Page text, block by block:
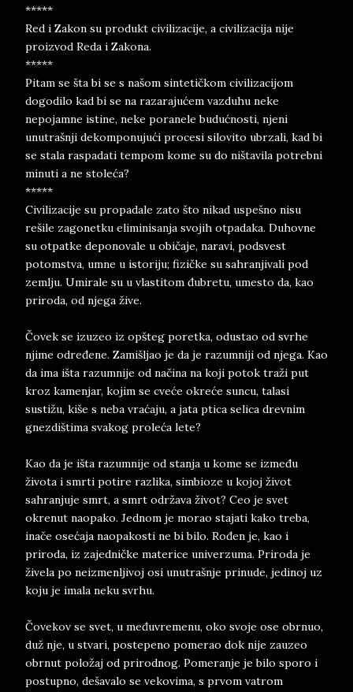
*****
Red i Zakon su produkt civilizacije, a civilizacija nije
proizvod Reda i Zakona.
*****
Pitam se šta bi se s našom sintetičkom civilizacijom
dogodilo kad bi se na razarajućem vazduhu neke
nepojamne istine, neke poranele budućnosti, njeni
unutrašnji dekomponujući procesi silovito ubrzali, kad bi
se stala raspadati tempom kome su do ništavila potrebni
minuti a ne stoleća?
*****
Civilizacije su propadale zato što nikad uspešno nisu
rešile zagonetku eliminisanja svojih otpadaka. Duhovne
su otpatke deponovale u običaje, naravi, podsvest
potomstva, umne u istoriju; fizičke su sahranjivali pod
zemlju. Umirale su u vlastitom đubretu, umesto da, kao
priroda, od njega žive.
Čovek se izuzeo iz opšteg poretka, odustao od svrhe
njime određene. Zamišljao je da je razumniji od njega. Kao
da ima išta razumnije od načina na koji potok traži put
kroz kamenjar, kojim se cveće okreće suncu, talasi
sustižu, kiše s neba vraćaju, a jata ptica selica drevnim
gnezdištima svakog proleća lete?
Kao da je išta razumnije od stanja u kome se između
života i smrti potire razlika, simbioze u kojoj život
sahranjuje smrt, a smrt održava život? Ceo je svet
okrenut naopako. Jednom je morao stajati kako treba,
inače osećaja naopakosti ne bi bilo. Rođen je, kao i
priroda, iz zajedničke materice univerzuma. Priroda je
živela po neizmenljivoj osi unutrašnje prinude, jedinoj uz
koju je imala neku svrhu.
Čovekov se svet, u međuvremenu, oko svoje ose obrnuo,
duž nje, u stvari, postepeno pomerao dok nije zauzeo
obrnut položaj od prirodnog. Pomeranje je bilo sporo i
postupno, dešavalo se vekovima, s prvom vatrom